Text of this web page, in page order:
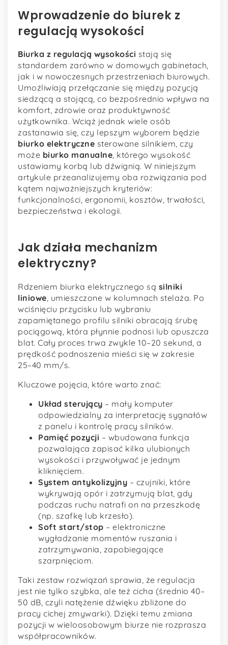
Wprowadzenie do biurek z
regulacją wysokości
Biurka z regulacją wysokości stają się
standardem zarówno w domowych gabinetach,
jak i w nowoczesnych przestrzeniach biurowych.
Umożliwiają przełączanie się między pozycją
siedzącą a stojącą, co bezpośrednio wpływa na
komfort, zdrowie oraz produktywność
użytkownika. Wciąż jednak wiele osób
zastanawia się, czy lepszym wyborem będzie
biurko elektryczne sterowane silnikiem, czy
może biurko manualne, którego wysokość
ustawiamy korbą lub dźwignią. W niniejszym
artykule przeanalizujemy oba rozwiązania pod
kątem najważniejszych kryteriów:
funkcjonalności, ergonomii, kosztów, trwałości,
bezpieczeństwa i ekologii.
Jak działa mechanizm
elektryczny?
Rdzeniem biurka elektrycznego są silniki
liniowe , umieszczone w kolumnach stelaża. Po
wciśnięciu przycisku lub wybraniu
zapamiętanego profilu silniki obracają śrubę
pociągową, która płynnie podnosi lub opuszcza
blat. Cały proces trwa zwykle 10–20 sekund, a
prędkość podnoszenia mieści się w zakresie
25–40 mm/s.
Kluczowe pojęcia, które warto znać:
Układ sterujący – mały komputer
odpowiedzialny za interpretację sygnałów
z panelu i kontrolę pracy silników.
Pamięć pozycji – wbudowana funkcja
pozwalająca zapisać kilka ulubionych
wysokości i przywoływać je jednym
kliknięciem.
System antykolizyjny – czujniki, które
wykrywają opór i zatrzymują blat, gdy
podczas ruchu natrafi on na przeszkodę
(np. szafkę lub krzesło).
Soft start/stop – elektroniczne
wygładzanie momentów ruszania i
zatrzymywania, zapobiegające
szarpnięciom.
Taki zestaw rozwiązań sprawia, że regulacja
jest nie tylko szybka, ale też cicha (średnio 40–
50 dB, czyli natężenie dźwięku zbliżone do
pracy cichej zmywarki). Dzięki temu zmiana
pozycji w wieloosobowym biurze nie rozprasza
współpracowników.